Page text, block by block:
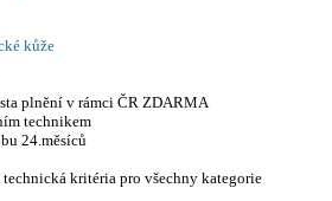
kůže
plnění v rámci ČR ZDARMA
technikem
24.měsíců
kritéria pro všechny kategorie